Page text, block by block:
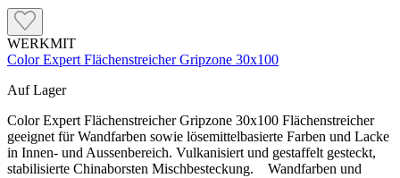
WERKMIT
Color Expert Flächenstreicher Gripzone 30x100
Auf Lager
Color Expert Flächenstreicher Gripzone 30x100 Flächenstreicher
geeignet für Wandfarben sowie lösemittelbasierte Farben und Lacke
in Innen- und Aussenbereich. Vulkanisiert und gestaffelt gesteckt,
stabilisierte Chinaborsten Mischbesteckung. Wandfarben und